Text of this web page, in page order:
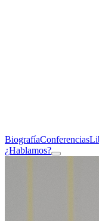
BiografíaConferencias
¿Hablamos?